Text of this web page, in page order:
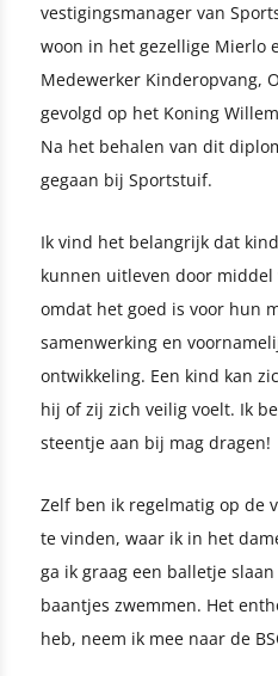
vestigingsmanager van
woon in het gezellige Mierlo
Medewerker Kinderopvang,
gevolgd op het Koning
Na het behalen van dit
gegaan bij Sportstuif.
Ik vind het belangrijk dat
kunnen uitleven door
omdat het goed is voor hun
samenwerking en
ontwikkeling. Een kind kan
hij of zij zich veilig voelt. Ik
steentje aan bij mag dragen!
Zelf ben ik regelmatig op de
te vinden, waar ik in het
ga ik graag een balletje
baantjes zwemmen. Het
heb, neem ik mee naar de